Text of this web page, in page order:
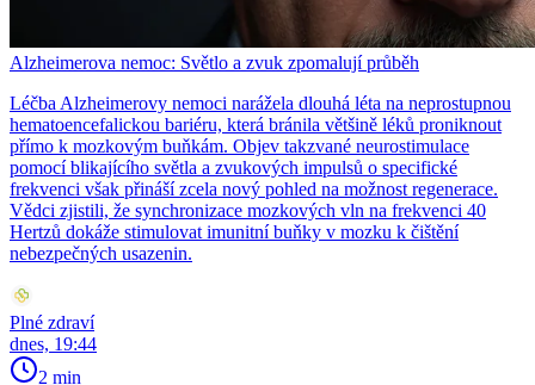
Alzheimerova nemoc: Světlo a zvuk zpomalují průběh
Léčba Alzheimerovy nemoci narážela dlouhá léta na neprostupnou
hematoencefalickou bariéru, která bránila většině léků proniknout
přímo k mozkovým buňkám. Objev takzvané neurostimulace
pomocí blikajícího světla a zvukových impulsů o specifické
frekvenci však přináší zcela nový pohled na možnost regenerace.
Vědci zjistili, že synchronizace mozkových vln na frekvenci 40
Hertzů dokáže stimulovat imunitní buňky v mozku k čištění
nebezpečných usazenin.
Plné zdraví
dnes, 19:44
2 min